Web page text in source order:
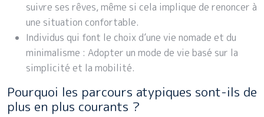
suivre ses rêves, même si cela implique de renoncer à
une situation confortable.
Individus qui font le choix d’une vie nomade et du
minimalisme : Adopter un mode de vie basé sur la
simplicité et la mobilité.
Pourquoi les parcours atypiques sont-ils de
plus en plus courants ?